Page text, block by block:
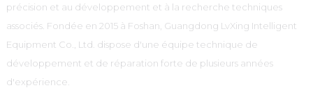
précision et au développement et à la recherche techniques
associés. Fondée en 2015 à Foshan, Guangdong LvXing Intelligent
Equipment Co., Ltd. dispose d'une équipe technique de
développement et de réparation forte de plusieurs années
d'expérience.